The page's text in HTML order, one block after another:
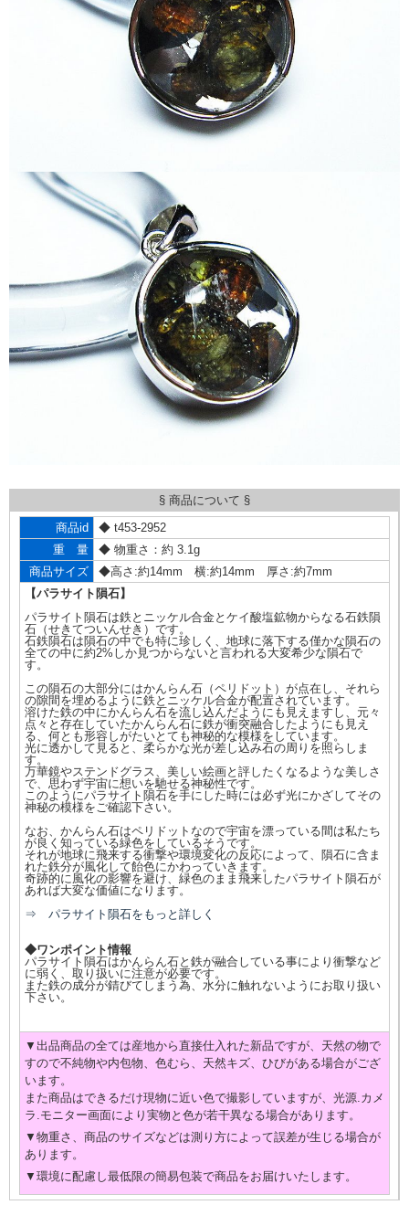
§ 商品について §
商品id
◆ t453-2952
重 量
◆ 物重さ：約 3.1g
商品サイズ
◆高さ:約14mm 横:約14mm 厚さ:約7mm
【パラサイト隕石】
パラサイト隕石は鉄とニッケル合金とケイ酸塩鉱物からなる石鉄隕
石（せきてついんせき）です。
石鉄隕石は隕石の中でも特に珍しく、地球に落下する僅かな隕石の
全ての中に約2%しか見つからないと言われる大変希少な隕石で
す。
この隕石の大部分にはかんらん石（ペリドット）が点在し、それら
の隙間を埋めるように鉄とニッケル合金が配置されています。
溶けた鉄の中にかんらん石を流し込んだようにも見えますし、元々
点々と存在していたかんらん石に鉄が衝突融合したようにも見え
る、何とも形容しがたいとても神秘的な模様をしています。
光に透かして見ると、柔らかな光が差し込み石の周りを照らしま
す。
万華鏡やステンドグラス、美しい絵画と評したくなるような美しさ
で、思わず宇宙に想いを馳せる神秘性です。
このようにパラサイト隕石を手にした時には必ず光にかざしてその
神秘の模様をご確認下さい。
なお、かんらん石はペリドットなので宇宙を漂っている間は私たち
が良く知っている緑色をしているそうです。
それが地球に飛来する衝撃や環境変化の反応によって、隕石に含ま
れた鉄分が風化して飴色にかわっていきます。
奇跡的に風化の影響を避け、緑色のまま飛来したパラサイト隕石が
あれば大変な価値になります。
⇒ パラサイト隕石をもっと詳しく
◆ワンポイント情報
パラサイト隕石はかんらん石と鉄が融合している事により衝撃など
に弱く、取り扱いに注意が必要です。
また鉄の成分が錆びてしまう為、水分に触れないようにお取り扱い
下さい。
▼出品商品の全ては産地から直接仕入れた新品ですが、天然の物で
すので不純物や内包物、色むら、天然キズ、ひびがある場合がござ
います。
また商品はできるだけ現物に近い色で撮影していますが、光源.カメ
ラ.モニター画面により実物と色が若干異なる場合があります。
▼物重さ、商品のサイズなどは測り方によって誤差が生じる場合が
あります。
▼環境に配慮し最低限の簡易包装で商品をお届けいたします。